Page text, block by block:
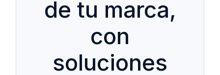
de tu marca,
con
soluciones